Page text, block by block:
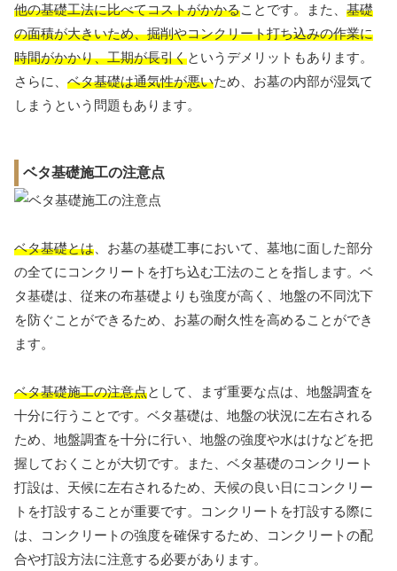
他の基礎工法に比べてコストがかかることです。また、 基礎
の面積が大きいため、掘削やコンクリート打ち込みの作業に
時間がかかり、工期が長引くというデメリットもあります。
さらに、 ベタ基礎は通気性が悪いため、お墓の内部が湿気て
しまうという問題もあります。
ベタ基礎施工の注意点
ベタ基礎とは 、お墓の基礎工事において、墓地に面した部分
の全てにコンクリートを打ち込む工法のことを指します。ベ
タ基礎は、従来の布基礎よりも強度が高く、地盤の不同沈下
を防ぐことができるため、お墓の耐久性を高めることができ
ます。
ベタ基礎施工の注意点として、まず重要な点は、地盤調査を
十分に行うことです。ベタ基礎は、地盤の状況に左右される
ため、地盤調査を十分に行い、地盤の強度や水はけなどを把
握しておくことが大切です。また、ベタ基礎のコンクリート
打設は、天候に左右されるため、天候の良い日にコンクリー
トを打設することが重要です。コンクリートを打設する際に
は、コンクリートの強度を確保するため、コンクリートの配
合や打設方法に注意する必要があります。